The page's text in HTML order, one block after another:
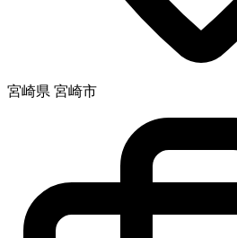
宮崎県 宮崎市